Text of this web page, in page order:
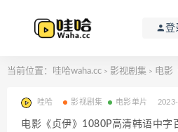
登
当前位置： 哇哈waha.cc > 影视剧集 > 电影《贞
哇哈 影视剧集 电影单片
电影《贞伊》1080P高清韩语中